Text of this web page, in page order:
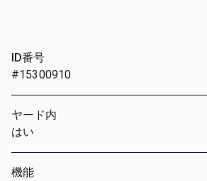
ID番号
#15300910
ヤード内
はい
機能